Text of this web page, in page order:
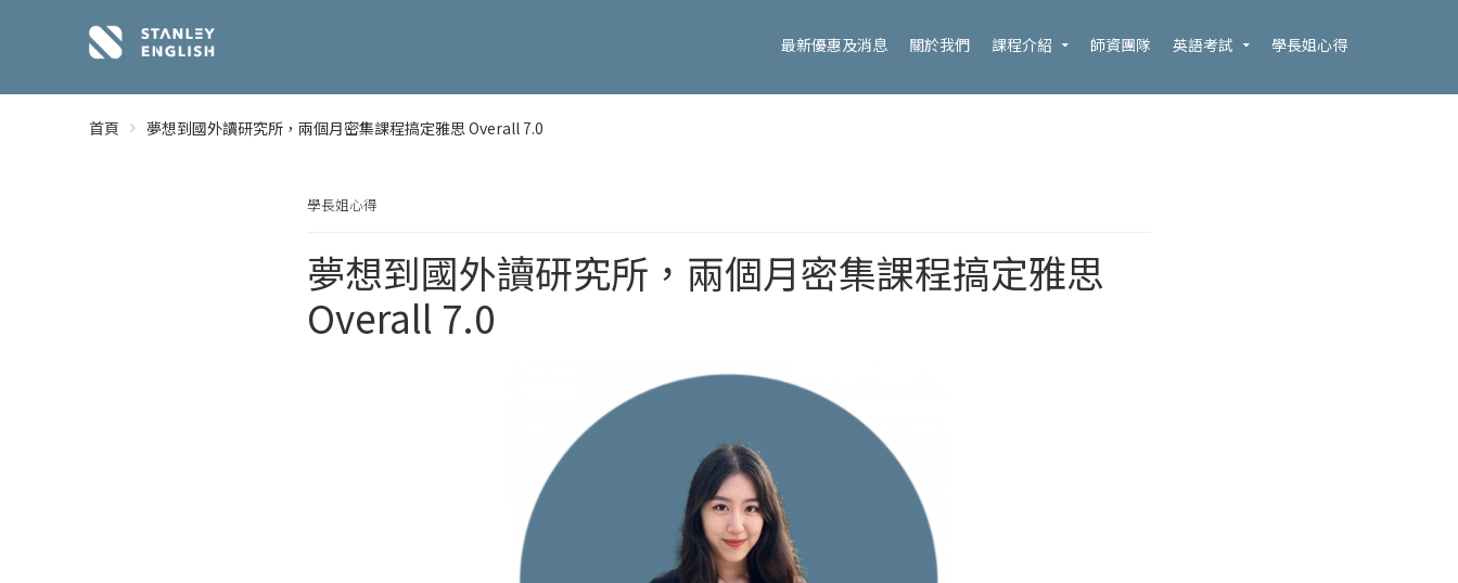
最新優惠及消息 關於我們 課程介紹 師資團隊 英語考試 學長姐心得
首頁 夢想到國外讀研究所，兩個月密集課程搞定雅思 Overall 7.0
學長姐心得
夢想到國外讀研究所，兩個月密集課程搞定雅思
Overall 7.0